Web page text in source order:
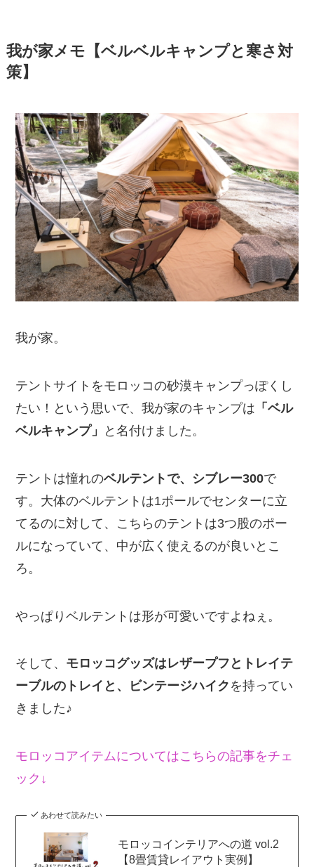
我が家メモ【ベルベルキャンプと寒さ対
策】
我が家。
テントサイトをモロッコの砂漠キャンプっぽくし
たい！という思いで、我が家のキャンプは 「ベル
ベルキャンプ」
と名付けました。
テントは憧れのベルテントで、シブレー300で
す。大体のベルテントは1ポールでセンターに立
てるのに対して、こちらのテントは3つ股のポー
ルになっていて、中が広く使えるのが良いとこ
ろ。
やっぱりベルテントは形が可愛いですよねぇ。
そして、 モロッコグッズはレザープフとトレイテ
ーブルのトレイと、ビンテージハイク を持ってい
きました♪
モロッコアイテムについてはこちらの記事をチェ
ック↓
あわせて読みたい
モロッコインテリアへの道 vol.2
【8畳賃貸レイアウト実例】